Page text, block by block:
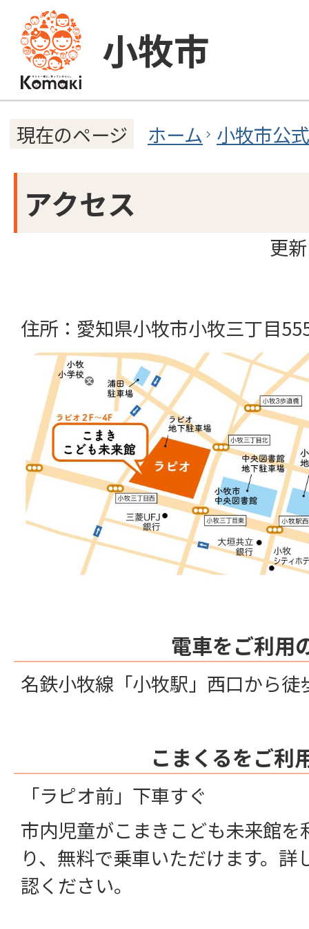
小牧市
現在のページ ホーム 小牧市公
アクセス
更
住所：愛知県小牧市小牧三丁目
電車をご利用
名鉄小牧線「小牧駅」西口から徒
こまくるをご利
「ラピオ前」下車すぐ
市内児童がこまきこども未来館を
り、無料で乗車いただけます。詳
認ください。